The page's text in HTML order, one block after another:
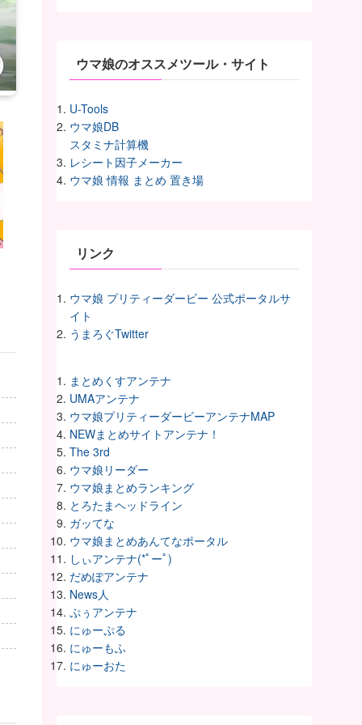
ウマ娘のオススメツール・サイト
U-Tools
ウマ娘DB
スタミナ計算機
レシート因子メーカー
ウマ娘 情報 まとめ 置き場
リンク
ウマ娘 プリティーダービー 公式ポータルサ
イト
うまろぐTwitter
まとめくすアンテナ
UMAアンテナ
ウマ娘プリティーダービーアンテナMAP
NEWまとめサイトアンテナ！
The 3rd
ウマ娘リーダー
ウマ娘まとめランキング
とろたまヘッドライン
ガッてな
ウマ娘まとめあんてなポータル
しぃアンテナ(*ﾟーﾟ)
だめぽアンテナ
News人
ぷぅアンテナ
にゅーぷる
にゅーもふ
にゅーおた